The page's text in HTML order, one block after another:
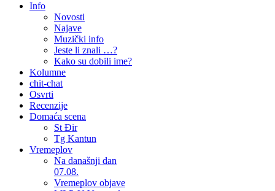
Autori
Info
Novosti
Najave
Muzički info
Jeste li znali …?
Kako su dobili ime?
Kolumne
chit-chat
Osvrti
Recenzije
Domaća scena
St Đir
Tg Kantun
Vremeplov
Na današnji dan
07.08.
Vremeplov objave